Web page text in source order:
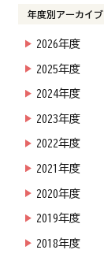
年度別アーカイブ
2026年度
2025年度
2024年度
2023年度
2022年度
2021年度
2020年度
2019年度
2018年度